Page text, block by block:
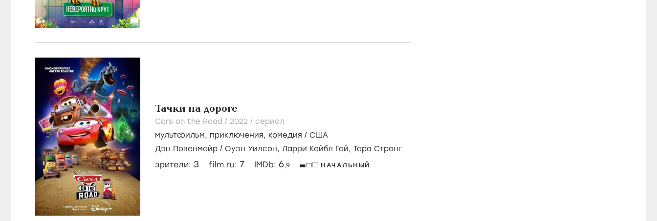
Тачки на дороге
Cars on the Road / 2022 / сериал
мультфильм, приключения, комедия / США
Дэн Повенмайр / Оуэн Уилсон, Ларри Кейбл Гай, Тара Стронг
зрители: 3 film.ru: 7 IMDb: 6,9 НАЧАЛЬНЫЙ